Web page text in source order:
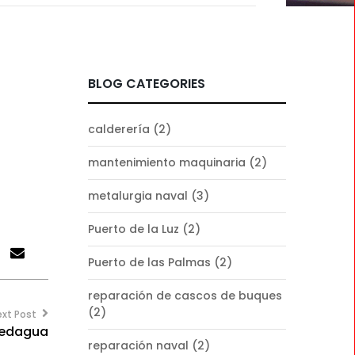
BLOG CATEGORIES
calderería (2)
mantenimiento maquinaria (2)
metalurgia naval (3)
Puerto de la Luz (2)
Puerto de las Palmas (2)
reparación de cascos de buques
(2)
reparación naval (2)
Post